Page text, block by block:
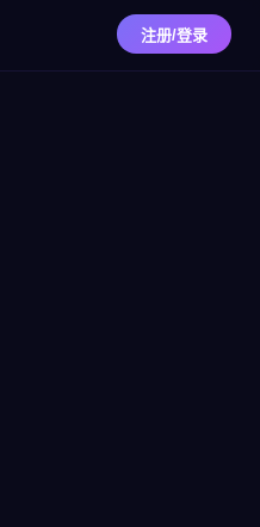
注册/登录